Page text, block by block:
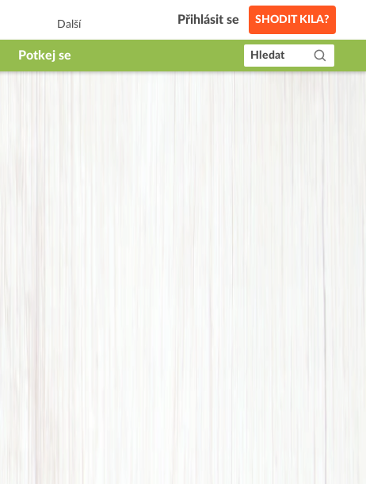
Další Přihlásit se SHODIT KILA?
Potkej se Hledat